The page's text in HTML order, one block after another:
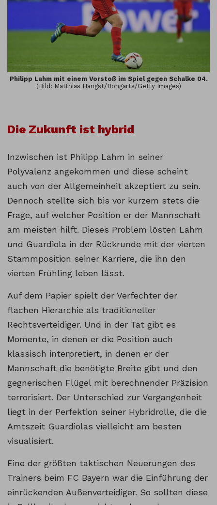
Philipp Lahm mit einem Vorstoß im Spiel gegen Schalke 04.
(Bild: Matthias Hangst/Bongarts/Getty Images)
Die Zukunft ist hybrid
Inzwischen ist Philipp Lahm in seiner
Polyvalenz angekommen und diese scheint
auch von der Allgemeinheit akzeptiert zu sein.
Dennoch stellte sich bis vor kurzem stets die
Frage, auf welcher Position er der Mannschaft
am meisten hilft. Dieses Problem lösten Lahm
und Guardiola in der Rückrunde mit der vierten
Stammposition seiner Karriere, die ihn den
vierten Frühling leben lässt.
Auf dem Papier spielt der Verfechter der
flachen Hierarchie als traditioneller
Rechtsverteidiger. Und in der Tat gibt es
Momente, in denen er die Position auch
klassisch interpretiert, in denen er der
Mannschaft die benötigte Breite gibt und den
gegnerischen Flügel mit berechnender Präzision
terrorisiert. Der Unterschied zur Vergangenheit
liegt in der Perfektion seiner Hybridrolle, die die
Amtszeit Guardiolas vielleicht am besten
visualisiert.
Eine der größten taktischen Neuerungen des
Trainers beim FC Bayern war die Einführung der
einrückenden Außenverteidiger. So sollten diese